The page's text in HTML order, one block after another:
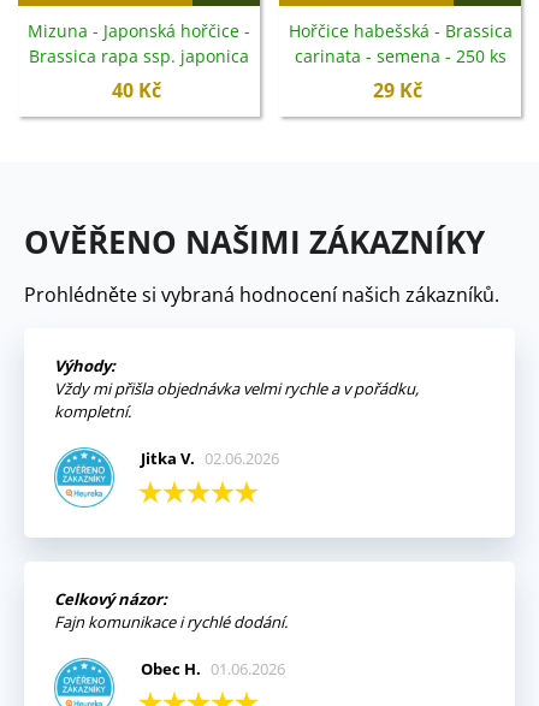
Mizuna - Japonská hořčice -
Brassica rapa ssp. japonica
- semena - 50 ks
40 Kč
Hořčice habešská - Brassica
carinata - semena - 250 ks
29 Kč
OVĚŘENO NAŠIMI ZÁKAZNÍKY
Prohlédněte si vybraná hodnocení našich zákazníků.
Výhody:
Vždy mi přišla objednávka velmi rychle a v pořádku,
kompletní.
Jitka V. 02.06.2026
Celkový názor:
Fajn komunikace i rychlé dodání.
Obec H. 01.06.2026